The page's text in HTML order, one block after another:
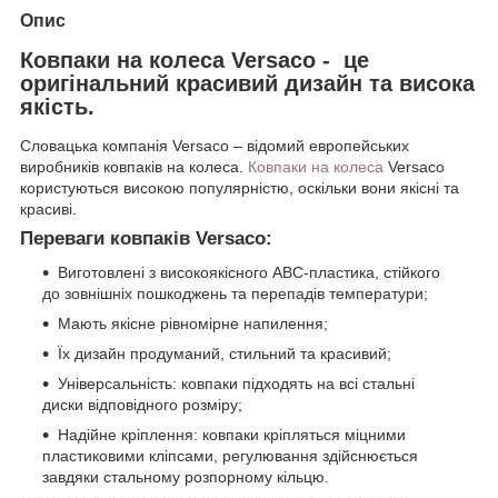
Опис
Ковпаки на колеса Versaco - це
оригінальний красивий дизайн та висока
якість.
Словацька компанія Versaco – відомий европейських
виробників ковпаків на колеса. Ковпаки на колеса Versaco
користуються високою популярністю, оскільки вони якісні та
красиві.
Переваги ковпаків Versaco:
Виготовлені з високоякісного АВС-пластика, стійкого
до зовнішніх пошкоджень та перепадів температури;
Мають якісне рівномірне напилення;
Їх дизайн продуманий, стильний та красивий;
Універсальність: ковпаки підходять на всі стальні
диски відповідного розміру;
Надійне кріплення: ковпаки кріпляться міцними
пластиковими кліпсами, регулювання здійснюється
завдяки стальному розпорному кільцю.